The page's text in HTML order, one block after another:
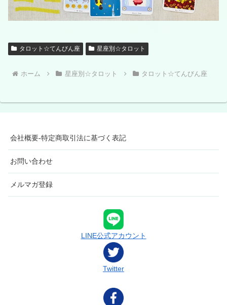
タロット☆てんびん座 星座別☆タロット
ホーム 星座別☆タロット タロット☆てんびん座
会社概要-特定商取引法に基づく表記
お問い合わせ
メルマガ登録
LINE公式アカウント
Twitter